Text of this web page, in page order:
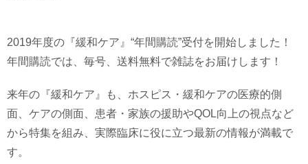
2019年度の『緩和ケア』“年間購読”受付を開始しました！
年間購読では、毎号、送料無料で雑誌をお届けします！
来年の『緩和ケア』も、ホスピス・緩和ケアの医療的側
面、ケアの側面、患者・家族の援助やQOL向上の視点など
から特集を組み、実際臨床に役に立つ最新の情報が満載で
す。